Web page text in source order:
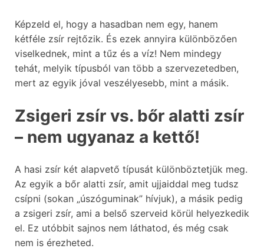
Képzeld el, hogy a hasadban nem egy, hanem
kétféle zsír rejtőzik. És ezek annyira különbözően
viselkednek, mint a tűz és a víz! Nem mindegy
tehát, melyik típusból van több a szervezetedben,
mert az egyik jóval veszélyesebb, mint a másik.
Zsigeri zsír vs. bőr alatti zsír
– nem ugyanaz a kettő!
A hasi zsír két alapvető típusát különböztetjük meg.
Az egyik a bőr alatti zsír, amit ujjaiddal meg tudsz
csípni (sokan „úszóguminak” hívjuk), a másik pedig
a zsigeri zsír, ami a belső szerveid körül helyezkedik
el. Ez utóbbit sajnos nem láthatod, és még csak
nem is érezheted.